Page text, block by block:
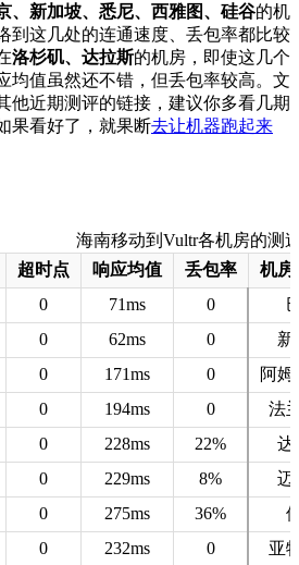
、新加坡、悉尼、西雅图、硅谷的机
到这几处的连通速度、丢包率都比较
洛杉矶、达拉斯的机房，即使这几个
均值虽然还不错，但丢包率较高。文
他近期测评的链接，建议你多看几期
果看好了，就果断去让机器跑起来
海南移动到Vultr各机房的测
超时点 响应均值 丢包率
机房
0 71ms 0
0 62ms 0
新
0 171ms 0
阿
0 194ms 0
法
0 228ms 22%
达
0 229ms 8%
迈
0 275ms 36%
0 232ms 0 亚